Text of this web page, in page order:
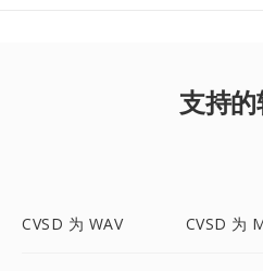
支持
CVSD 为 WAV CVSD 为